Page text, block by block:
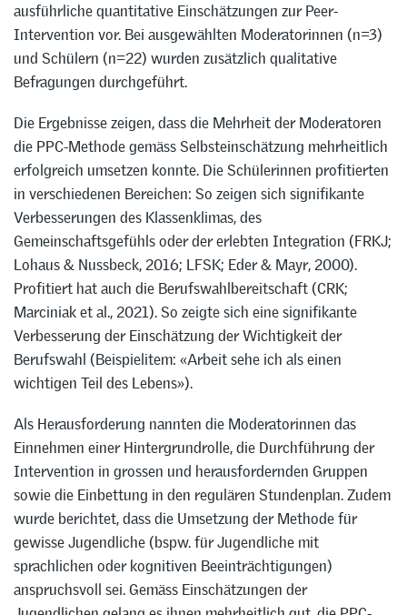
ausführliche quantitative Einschätzungen zur Peer-
Intervention vor. Bei ausgewählten Moderatorinnen (n=3)
und Schülern (n=22) wurden zusätzlich qualitative
Befragungen durchgeführt.
Die Ergebnisse zeigen, dass die Mehrheit der Moderatoren
die PPC-Methode gemäss Selbsteinschätzung mehrheitlich
erfolgreich umsetzen konnte. Die Schülerinnen profitierten
in verschiedenen Bereichen: So zeigen sich signifikante
Verbesserungen des Klassenklimas, des
Gemeinschaftsgefühls oder der erlebten Integration (FRKJ;
Lohaus & Nussbeck, 2016; LFSK; Eder & Mayr, 2000).
Profitiert hat auch die Berufswahlbereitschaft (CRK;
Marciniak et al., 2021). So zeigte sich eine signifikante
Verbesserung der Einschätzung der Wichtigkeit der
Berufswahl (Beispielitem: «Arbeit sehe ich als einen
wichtigen Teil des Lebens»).
Als Herausforderung nannten die Moderatorinnen das
Einnehmen einer Hintergrundrolle, die Durchführung der
Intervention in grossen und herausfordernden Gruppen
sowie die Einbettung in den regulären Stundenplan. Zudem
wurde berichtet, dass die Umsetzung der Methode für
gewisse Jugendliche (bspw. für Jugendliche mit
sprachlichen oder kognitiven Beeinträchtigungen)
anspruchsvoll sei. Gemäss Einschätzungen der